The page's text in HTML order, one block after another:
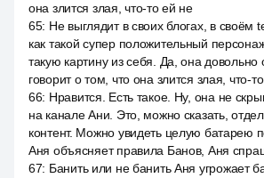
она злится злая, что-то ей не
65: Не выглядит в своих блогах, в своём
как такой супер положительный
такую картину из себя. Да, она довольно
говорит о том, что она злится злая, что-
66: Нравится. Есть такое. Ну, она не
на канале Ани. Это, можно сказать,
контент. Можно увидеть целую батарею
Аня объясняет правила Банов, Аня
67: Банить или не банить Аня угрожает